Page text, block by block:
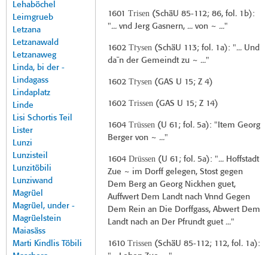
Lehaböchel
Leimgrueb
Letzana
Letzanawald
Letzanaweg
Linda, bi der -
Lindagass
Lindaplatz
Linde
Lisi Schortis Teil
Lister
Lunzi
Lunzisteil
Lunzitöbili
Lunziwand
Magrüel
Magrüel, under -
Magrüelstein
Maiasäss
Marti Kindlis Töbili
1601 Trisen(SchäU 85-112; 86, fol. 1b):
"... vnd Jerg Gasnern, ... von ~ ..."
1602 Tr̀ysen(SchäU 113; fol. 1a): "... Und
da¯n der Gemeindt zu ~ ..."
1602 Tr̀ysen(GAS U 15; Z 4)
1602 Trissen(GAS U 15; Z 14)
1604 Trüssen(U 61 ; fol. 5a): "Item Georg
Berger von ~ ..."
1604 Drüssen(U 61 ; fol. 5a): "... Hoffstadt
Zue ~ im Dorff gelegen, Stost gegen
Dem Berg an Georg Nickhen guet,
Auffwert Dem Landt nach Vnnd Gegen
Dem Rein an Die Dorffgass, Abwert Dem
Landt nach an Der Pfrundt guet ..."
1610 Trissen(SchäU 85-112; 112, fol. 1a):